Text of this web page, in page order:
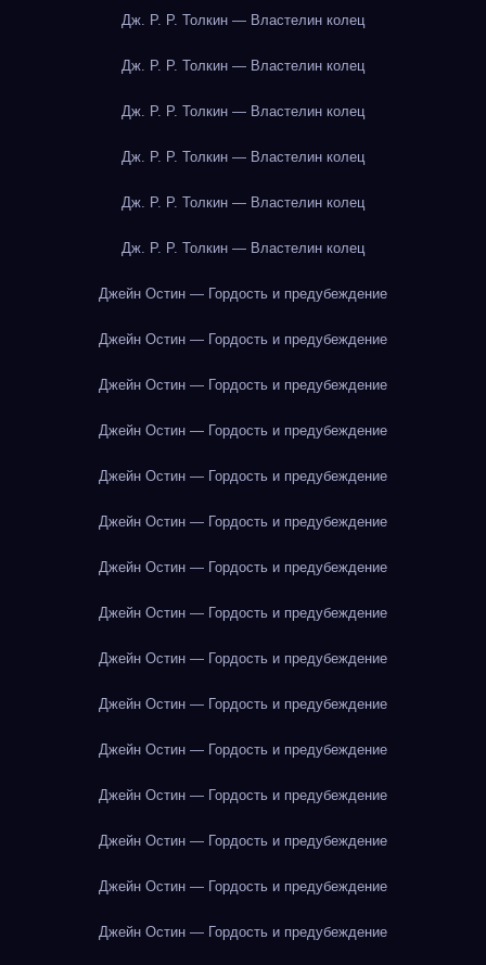
Дж. Р. Р. Толкин — Властелин колец
Дж. Р. Р. Толкин — Властелин колец
Дж. Р. Р. Толкин — Властелин колец
Дж. Р. Р. Толкин — Властелин колец
Дж. Р. Р. Толкин — Властелин колец
Дж. Р. Р. Толкин — Властелин колец
Джейн Остин — Гордость и предубеждение
Джейн Остин — Гордость и предубеждение
Джейн Остин — Гордость и предубеждение
Джейн Остин — Гордость и предубеждение
Джейн Остин — Гордость и предубеждение
Джейн Остин — Гордость и предубеждение
Джейн Остин — Гордость и предубеждение
Джейн Остин — Гордость и предубеждение
Джейн Остин — Гордость и предубеждение
Джейн Остин — Гордость и предубеждение
Джейн Остин — Гордость и предубеждение
Джейн Остин — Гордость и предубеждение
Джейн Остин — Гордость и предубеждение
Джейн Остин — Гордость и предубеждение
Джейн Остин — Гордость и предубеждение